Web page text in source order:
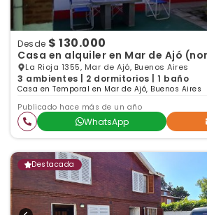
Desde $ 130.000
Casa en alquiler en Mar de Ajó
La Rioja 1355, Mar de Ajó, Buenos Aires
3 ambientes | 2 dormitorios | 1 baño
Casa en Temporal en Mar de Ajó, Buenos Aires
Publicado hace más de un año
WhatsApp
Destacada